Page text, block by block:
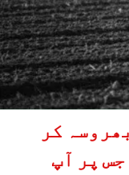
کر
پر آپ